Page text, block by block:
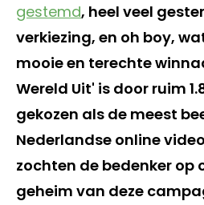
gestemd, heel veel
verkiezing, en oh boy,
mooie en terechte
Wereld Uit' is door ruim
gekozen als de meest
Nederlandse online
zochten de bedenker op
geheim van deze